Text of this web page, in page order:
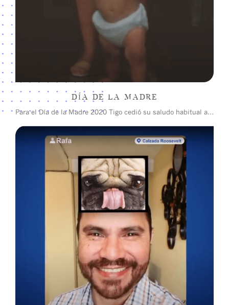
Panama
Nicaragua
DÍA DE LA MADRE
Para el Día de la Madre 2020 Tigo cedió su saludo habitual a un mensaje muy importante que todas las madres guatemaltecas tenían para sus hijos.